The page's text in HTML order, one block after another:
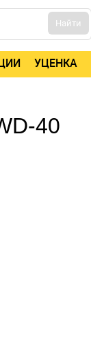
Найти
УЦЕНКА
40